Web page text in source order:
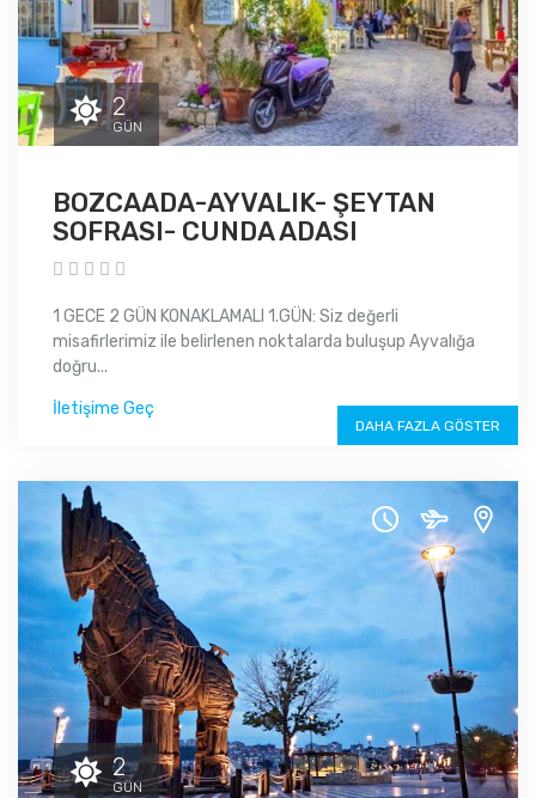
2
GÜN
BOZCAADA-AYVALIK- ŞEYTAN
SOFRASI- CUNDA ADASI
1 GECE 2 GÜN KONAKLAMALI 1.GÜN: Siz değerli
misafirlerimiz ile belirlenen noktalarda buluşup Ayvalığa
doğru...
İletişime Geç
DAHA FAZLA GÖSTER
2
GÜN